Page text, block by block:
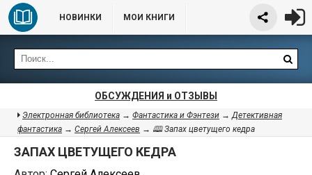
НОВИНКИ МОИ КНИГИ
ОБСУЖДЕНИЯ и ОТЗЫВЫ
Электронная библиотека → Фантастика и Фэнтези →Детективная
фантастика → Сергей Алексеев → 🕮 Запах цветущего кедра
ЗАПАХ ЦВЕТУЩЕГО КЕДРА